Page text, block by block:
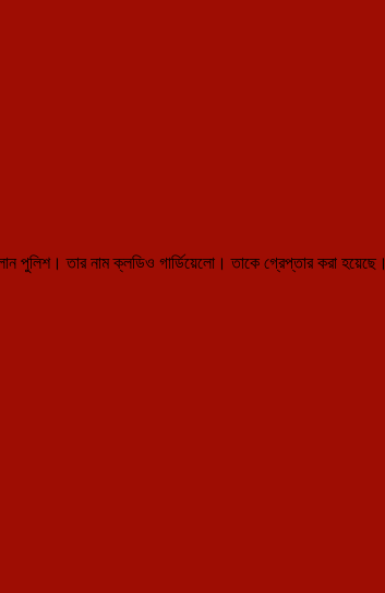
পুলিশ। তার নাম ক্লডিও গার্ডিয়েলো। তাকে গ্রেপ্তার করা হয়েছে।